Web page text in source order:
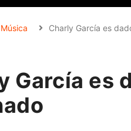
Música Charly García es
García es